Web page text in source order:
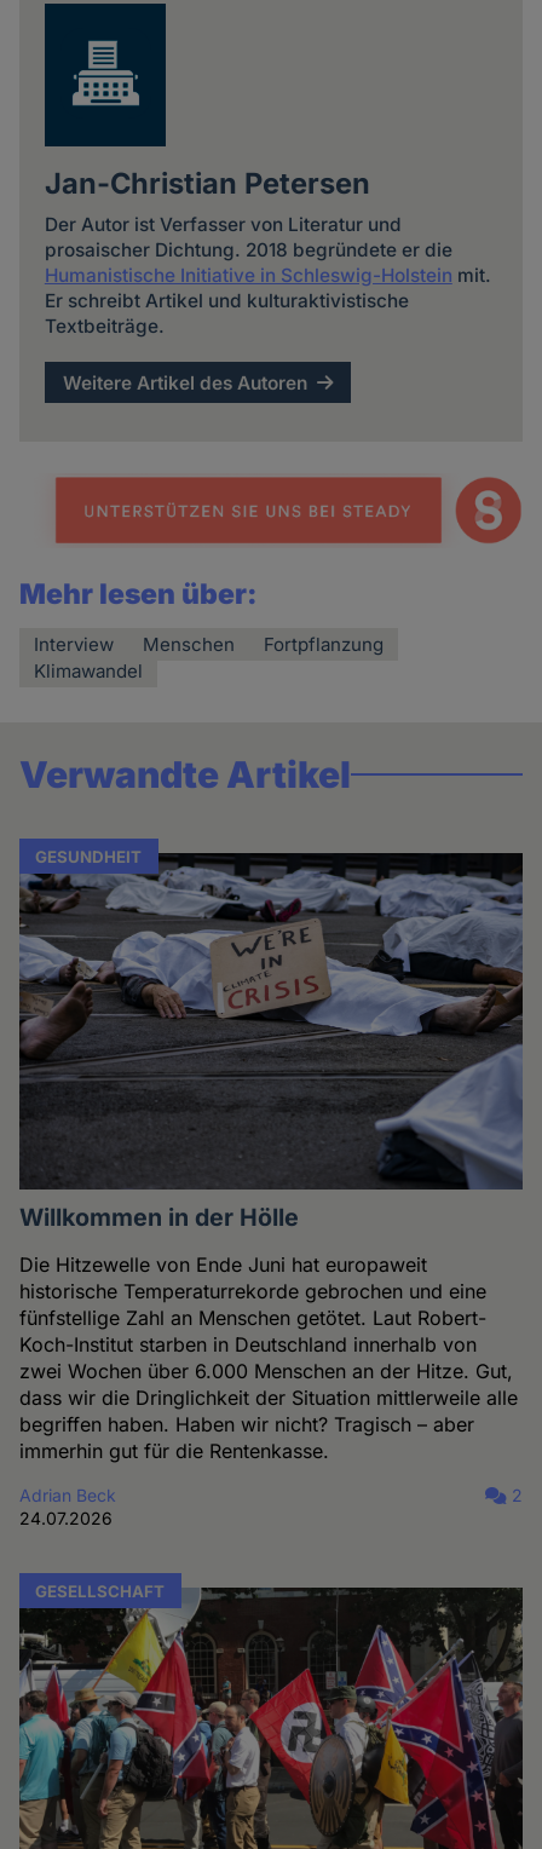
Jan-Christian Petersen
Der Autor ist Verfasser von Literatur und
prosaischer Dichtung. 2018 begründete er die
Humanistische Initiative in Schleswig-Holstein mit.
Er schreibt Artikel und kulturaktivistische
Textbeiträge.
Weitere Artikel des Autoren
Mehr lesen über:
Interview Menschen
Fortpflanzung
Klimawandel
Verwandte Artikel
GESUNDHEIT
Willkommen in der Hölle
Die Hitzewelle von Ende Juni hat europaweit
historische Temperaturrekorde gebrochen und eine
fünfstellige Zahl an Menschen getötet. Laut Robert-
Koch-Institut starben in Deutschland innerhalb von
zwei Wochen über 6.000 Menschen an der Hitze. Gut,
dass wir die Dringlichkeit der Situation mittlerweile alle
begriffen haben. Haben wir nicht? Tragisch – aber
immerhin gut für die Rentenkasse.
Adrian Beck
24.07.2026
2
GESELLSCHAFT